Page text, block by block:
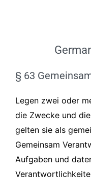
§ 63
Legen zwei oder
die Zwecke und
gelten sie als
Gemeinsam
Aufgaben und